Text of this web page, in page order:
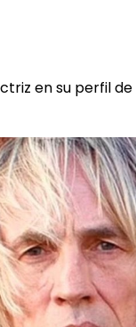
en su perfil